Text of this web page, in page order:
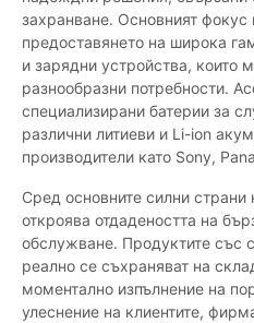
захранване. Основният
предоставянето на широка
и зарядни устройства, които
разнообразни потребности.
специализирани батерии за
различни литиеви и Li-ion
производители като Sony,
Сред основните силни страни
откроява отдадеността на
обслужване. Продуктите със
реално се съхраняват на
моментално изпълнение на
улеснение на клиентите,